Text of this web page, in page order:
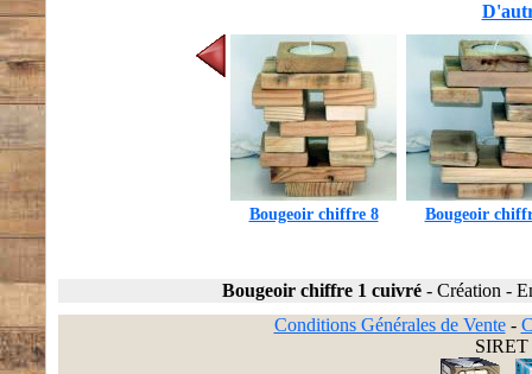
Bougeoir chiffre 8 Bougeoir
Bougeoir chiffre 1 cuivré- Création -
Conditions Générales de Vente-
SIRET